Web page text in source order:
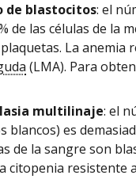
de blastocitos: el
de las células de la
La
(LMA). Para
multilinaje: el
es
de la sangre son
citopenia